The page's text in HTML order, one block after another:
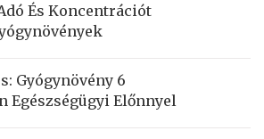
És Koncentrációt
Gyógynövény 6
Egészségügyi Előnnyel